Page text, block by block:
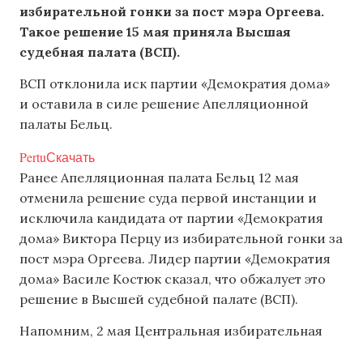
избирательной гонки за пост мэра Оргеева.
Такое решение 15 мая приняла Высшая
судебная палата (ВСП).
ВСП отклонила иск партии «Демократия дома»
и оставила в силе решение Апелляционной
палаты Бельц.
PertuСкачать
Ранее Апелляционная палата Бельц 12 мая
отменила решение суда первой инстанции и
исключила кандидата от партии «Демократия
дома» Виктора Перцу из избирательной гонки за
пост мэра Оргеева. Лидер партии «Демократия
дома» Василе Костюк сказал, что обжалует это
решение в Высшей судебной палате (ВСП).
Напомним, 2 мая Центральная избирательная